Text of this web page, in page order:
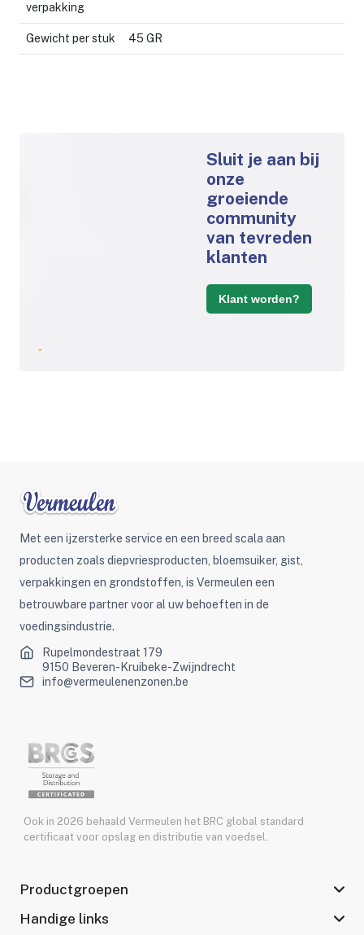
verpakking
Gewicht per stuk 45 GR
Sluit je aan bij
onze
groeiende
community
van tevreden
klanten
Klant worden?
Met een ijzersterke service en een breed scala aan
producten zoals diepvriesproducten, bloemsuiker, gist,
verpakkingen en grondstoffen, is Vermeulen een
betrouwbare partner voor al uw behoeften in de
voedingsindustrie.
Rupelmondestraat 179
9150 Beveren-Kruibeke-Zwijndrecht
info@vermeulenenzonen.be
Ook in 2026 behaald Vermeulen het BRC global standard
certificaat voor opslag en distributie van voedsel.
Productgroepen
Handige links